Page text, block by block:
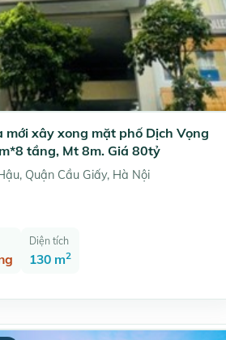
mới xây xong mặt phố Dịch Vọng
tầng, Mt 8m. Giá 80tỷ
Quận Cầu Giấy, Hà Nội
Diện tích
130 m2